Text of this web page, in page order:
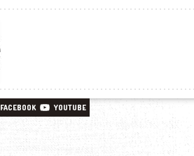
FACEBOOK YOUTUBE